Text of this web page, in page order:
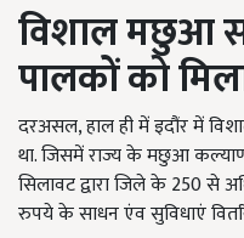
विशाल मछुआ
पालकों को
दरअसल, हाल ही में इदौंर में
था. जिसमें राज्य के मछुआ
सिलावट द्वारा जिले के 250 से
रुपये के साधन एंव सुविधाएं